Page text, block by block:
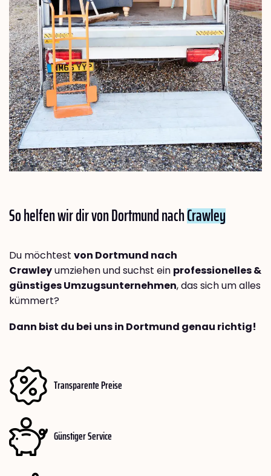
So helfen wir dir von Dortmund nachCrawley
Du möchtest von Dortmund nach
Crawleyumziehen und suchst ein professionelles &
günstiges Umzugsunternehmen, das sich um alles
kümmert?
Dann bist du bei uns in Dortmund genau richtig!
Transparente Preise
Günstiger Service